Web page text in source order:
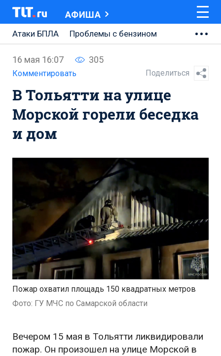
АФИША
Атаки БПЛА
Проблемы с бензином
Ремонт Центральной площади
Ремонт Обводного шоссе
Набережная Тольятти
Неделя Тольятти
16 мая 16:07 305
Комментировать Поделиться
В Тольятти на улице
Морской горели беседка
и дом
Пожар охватил площадь 150 квадратных метров
Фото: ГУ МЧС по Самарской области
Вечером 15 мая в Тольятти ликвидировали
пожар. Он произошел на улице Морской в